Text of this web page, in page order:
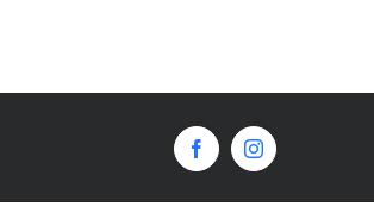
FacebookInstagram